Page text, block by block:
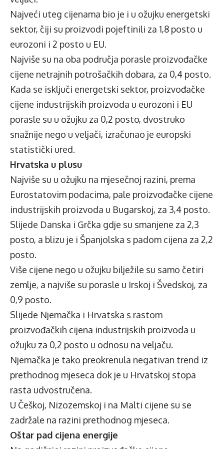
Najveći uteg cijenama bio je i u ožujku energetski
sektor, čiji su proizvodi pojeftinili za 1,8 posto u
eurozoni i 2 posto u EU.
Najviše su na oba područja porasle proizvođačke
cijene netrajnih potrošačkih dobara, za 0,4 posto.
Kada se isključi energetski sektor, proizvođačke
cijene industrijskih proizvoda u eurozoni i EU
porasle su u ožujku za 0,2 posto, dvostruko
snažnije nego u veljači, izračunao je europski
statistički ured.
Hrvatska u plusu
Najviše su u ožujku na mjesečnoj razini, prema
Eurostatovim podacima, pale proizvođačke cijene
industrijskih proizvoda u Bugarskoj, za 3,4 posto.
Slijede Danska i Grčka gdje su smanjene za 2,3
posto, a blizu je i Španjolska s padom cijena za 2,2
posto.
Više cijene nego u ožujku bilježile su samo četiri
zemlje, a najviše su porasle u Irskoj i Švedskoj, za
0,9 posto.
Slijede Njemačka i Hrvatska s rastom
proizvođačkih cijena industrijskih proizvoda u
ožujku za 0,2 posto u odnosu na veljaču.
Njemačka je tako preokrenula negativan trend iz
prethodnog mjeseca dok je u Hrvatskoj stopa
rasta udvostručena.
U Češkoj, Nizozemskoj i na Malti cijene su se
zadržale na razini prethodnog mjeseca.
Oštar pad cijena energije